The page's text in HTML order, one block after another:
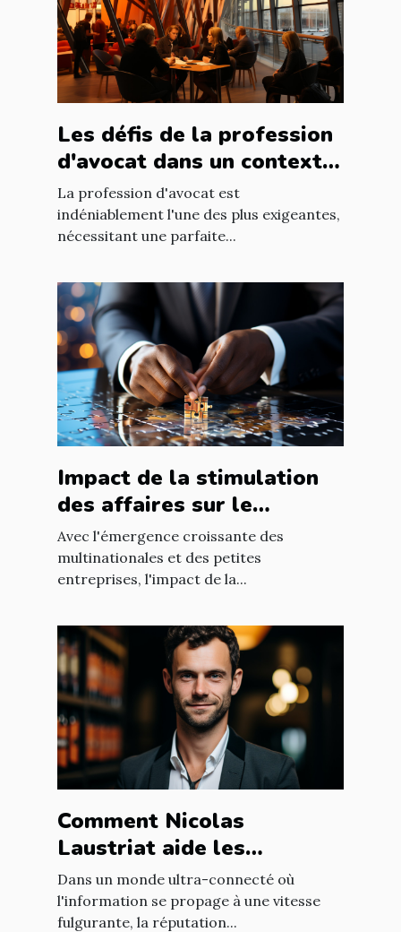
Les défis de la profession
d'avocat dans un contexte
international à Nantes
La profession d'avocat est
indéniablement l'une des plus exigeantes,
nécessitant une parfaite...
Impact de la stimulation
des affaires sur le
développement
économique mondial
Avec l'émergence croissante des
multinationales et des petites
entreprises, l'impact de la...
Comment Nicolas
Laustriat aide les
entreprises à améliorer
leur e-réputation
Dans un monde ultra-connecté où
l'information se propage à une vitesse
fulgurante, la réputation...